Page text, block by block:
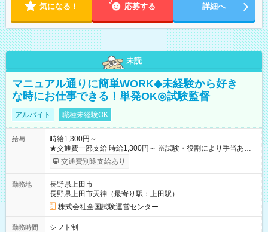
気になる！ 応募する 詳細へ
未読
マニュアル通りに簡単WORK◆未経験から好き
な時にお仕事できる！単発OK◎試験監督
アルバイト 職種未経験OK
給与
時給1,300円～
★交通費一部支給 時給1,300円～ ※試験・役割により手当あり
※勤務回数により昇給あり 【即給（前払い）オプションあ
り！】 希望される場合、勤務から1週間ほどで給与の一部を受け
例】 ・河合塾模擬試験 8:30～17:30（休憩1時間） 時給1,300円
×8時間＝日収10,400円＋交通費 ※当日の役割により時給＋100
円の場合あり ・国家試験 7:00～13:30（休憩なし） 時給1,300
円（役割手当＋100円）×6時間＝日収8,400円＋交通費 【試用期
間】試用期間なし
交通費別途支給あり
勤務地
長野県上田市
長野県上田市天神（最寄り駅：上田駅）
株式会社全国試験運営センター
勤務時間
シフト制